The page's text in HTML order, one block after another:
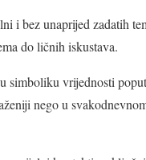
i bez unaprijed zadatih
do ličnih iskustava.
simboliku vrijednosti
nego u